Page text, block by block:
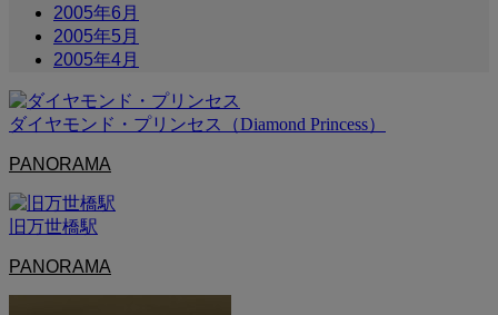
2005年6月
2005年5月
2005年4月
ダイヤモンド・プリンセス（Diamond Princess）
PANORAMA
旧万世橋駅
PANORAMA